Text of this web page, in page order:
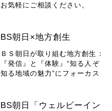
お気軽にご相談ください。
BS朝日×地方創生
ＢＳ朝日が取り組む地方創生：
『発信』と『体験』“知る人ぞ
知る地域の魅力”にフォーカス
BS朝日「ウェルビーイン